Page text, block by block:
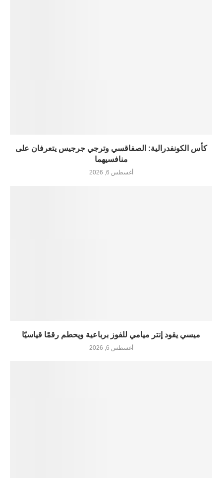
كأس الكونفدرالية: الصفاقسي وترجي جرجيس يتعرفان على
منافسيهما
أغسطس 6, 2026
ميسي يقود إنتر ميامي للفوز برباعية ويحطم رقمًا قياسيًا
أغسطس 6, 2026